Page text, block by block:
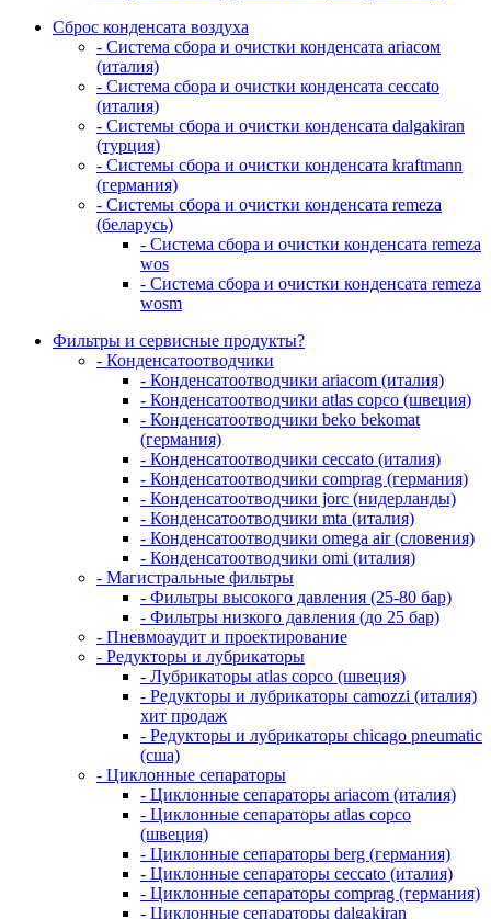
Сброс конденсата воздуха
- Система сбора и очистки конденсата ariacом
(италия)
- Система сбора и очистки конденсата ceccato
(италия)
- Системы сбора и очистки конденсата dalgakiran
(турция)
- Системы сбора и очистки конденсата kraftmann
(германия)
- Системы сбора и очистки конденсата remeza
(беларусь)
- Система сбора и очистки конденсата remeza
wos
- Система сбора и очистки конденсата remeza
wosm
Фильтры и сервисные продукты?
- Конденсатоотводчики
- Конденсатоотводчики ariacom (италия)
- Конденсатоотводчики atlas copco (швеция)
- Конденсатоотводчики beko bekomat
(германия)
- Конденсатоотводчики ceccato (италия)
- Конденсатоотводчики comprag (германия)
- Конденсатоотводчики jorc (нидерланды)
- Конденсатоотводчики mta (италия)
- Конденсатоотводчики omega air (словения)
- Конденсатоотводчики omi (италия)
- Магистральные фильтры
- Фильтры высокого давления (25-80 бар)
- Фильтры низкого давления (до 25 бар)
- Пневмоаудит и проектирование
- Редукторы и лубрикаторы
- Лубрикаторы atlas copco (швеция)
- Редукторы и лубрикаторы camozzi (италия)
хит продаж
- Редукторы и лубрикаторы chicago pneumatic
(сша)
- Циклонные сепараторы
- Циклонные сепараторы ariacom (италия)
- Циклонные сепараторы atlas copco
(швеция)
- Циклонные сепараторы berg (германия)
- Циклонные сепараторы ceccato (италия)
- Циклонные сепараторы comprag (германия)
- Циклонные сепараторы dalgakiran